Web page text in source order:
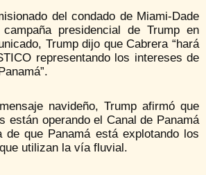
del condado de Miami-Dade
presidencial de Trump en
Trump dijo que Cabrera “hará
representando los intereses de
navideño, Trump afirmó que
están operando el Canal de Panamá
que Panamá está explotando los
utilizan la vía fluvial.